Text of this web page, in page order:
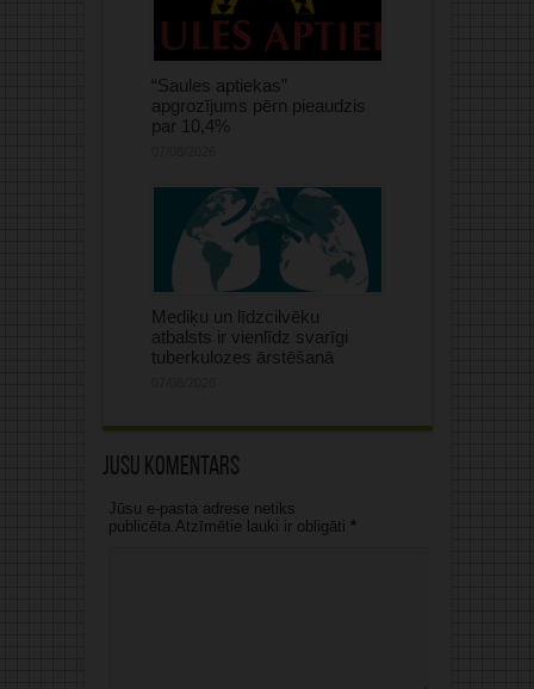
“Saules aptiekas”
apgrozījums pērn pieaudzis
par 10,4%
Mediķu un līdzcilvēku
atbalsts ir vienlīdz svarīgi
tuberkulozes ārstēšanā
Jūsu komentārs
Jūsu e-pasta adrese netiks
publicēta.Atzīmētie lauki ir obligāti *